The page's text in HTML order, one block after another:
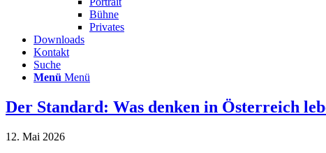
Bühne
Privates
Downloads
Kontakt
Suche
Menü Menü
Der Standard: Was denken in Österreich
12. Mai 2026